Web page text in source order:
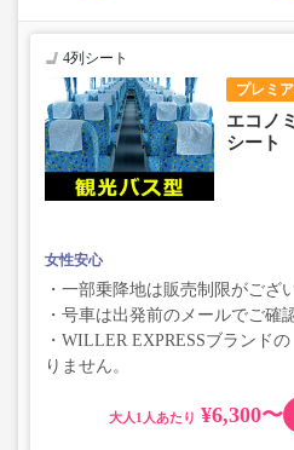
プレミア
4列シート
エコノ
シート
女性安心
・一部乗降地は販売制限がござ
・号車は出発前のメールでご確
・WILLER EXPRESSブランド
りません。
大人 ¥6,300〜